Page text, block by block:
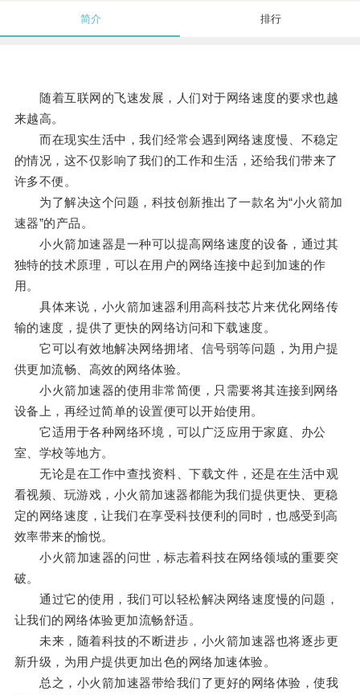
简介 排行
随着互联网的飞速发展，人们对于网络速度的要求也越
来越高。
而在现实生活中，我们经常会遇到网络速度慢、不稳定
的情况，这不仅影响了我们的工作和生活，还给我们带来了
许多不便。
为了解决这个问题，科技创新推出了一款名为“小火箭加
速器”的产品。
小火箭加速器是一种可以提高网络速度的设备，通过其
独特的技术原理，可以在用户的网络连接中起到加速的作
用。
具体来说，小火箭加速器利用高科技芯片来优化网络传
输的速度，提供了更快的网络访问和下载速度。
它可以有效地解决网络拥堵、信号弱等问题，为用户提
供更加流畅、高效的网络体验。
小火箭加速器的使用非常简便，只需要将其连接到网络
设备上，再经过简单的设置便可以开始使用。
它适用于各种网络环境，可以广泛应用于家庭、办公
室、学校等地方。
无论是在工作中查找资料、下载文件，还是在生活中观
看视频、玩游戏，小火箭加速器都能为我们提供更快、更稳
定的网络速度，让我们在享受科技便利的同时，也感受到高
效率带来的愉悦。
小火箭加速器的问世，标志着科技在网络领域的重要突
破。
通过它的使用，我们可以轻松解决网络速度慢的问题，
让我们的网络体验更加流畅舒适。
未来，随着科技的不断进步，小火箭加速器也将逐步更
新升级，为用户提供更加出色的网络加速体验。
总之，小火箭加速器带给我们了更好的网络体验，使我